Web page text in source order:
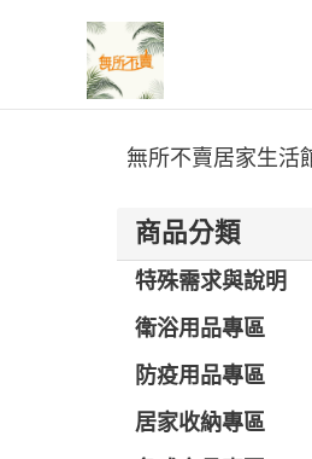
無所不賣居家生活館
無所不賣居家生活
商品分類
特殊需求與說明
衛浴用品專區
防疫用品專區
居家收納專區